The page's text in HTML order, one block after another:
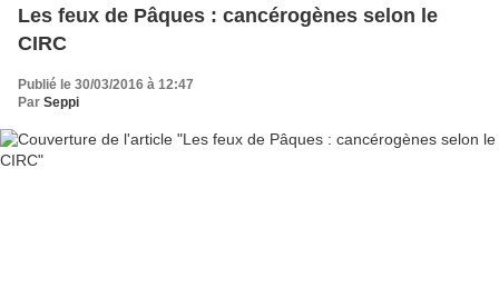
Les feux de Pâques : cancérogènes selon le
CIRC
Publié le 30/03/2016 à 12:47
Par Seppi